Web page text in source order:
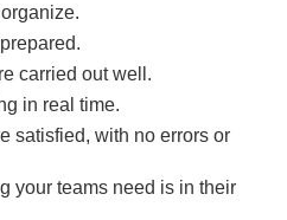
carried out well.
in real time.
satisfied, with no errors or
your teams need is in their